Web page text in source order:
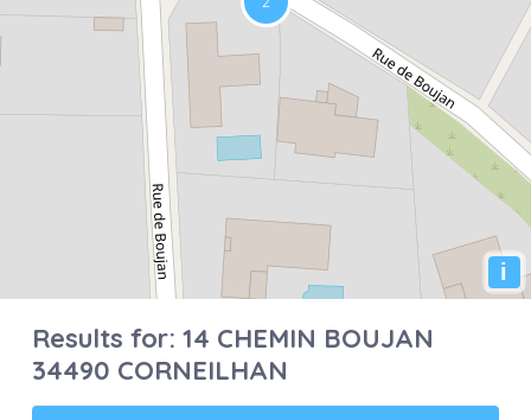
i
Results for:14 CHEMIN BOUJAN
34490 CORNEILHAN